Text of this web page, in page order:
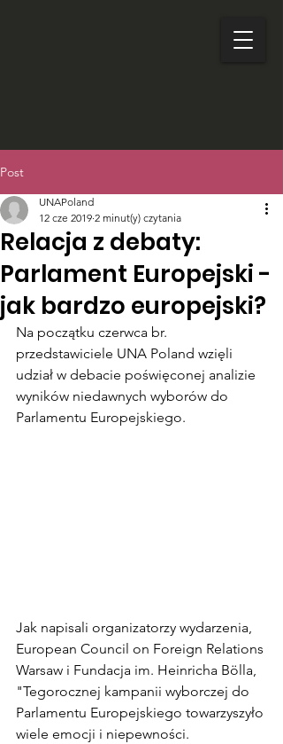
Post
Relacja z debaty:
Parlament Europejski -
jak bardzo europejski?
UNAPoland
12 cze 2019 2 minut(y) czytania
Na początku czerwca br.
przedstawiciele UNA Poland wzięli
udział w debacie poświęconej analizie
wyników niedawnych wyborów do
Parlamentu Europejskiego.
Jak napisali organizatorzy wydarzenia,
European Council on Foreign Relations
Warsaw i Fundacja im. Heinricha Bölla,
"Tegorocznej kampanii wyborczej do
Parlamentu Europejskiego towarzyszyło
wiele emocji i niepewności.